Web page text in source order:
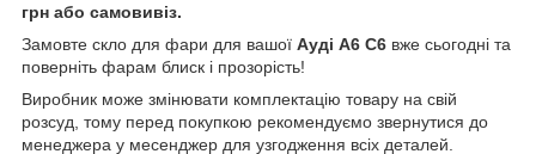
грн або самовивіз.
Замовте скло для фари для вашої Ауді А6 С6 вже сьогодні та
поверніть фарам блиск і прозорість!
Виробник може змінювати комплектацію товару на свій
розсуд, тому перед покупкою рекомендуємо звернутися до
менеджера у месенджер для узгодження всіх деталей.